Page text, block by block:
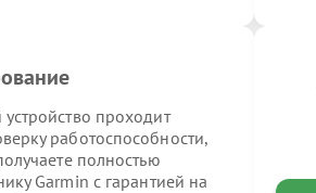
проходит
работоспособности,
полностью
Garmin с гарантией на